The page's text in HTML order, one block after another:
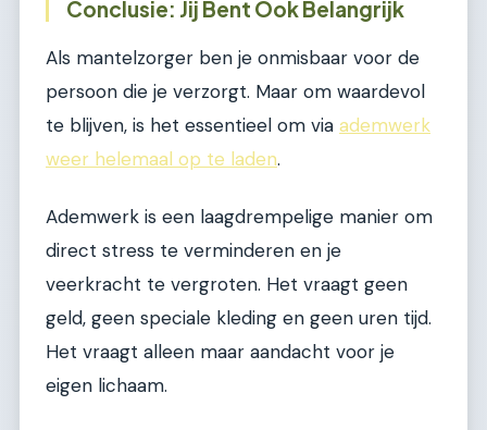
Conclusie: Jij Bent Ook Belangrijk
Als mantelzorger ben je onmisbaar voor de
persoon die je verzorgt. Maar om waardevol
te blijven, is het essentieel om via ademwerk
weer helemaal op te laden.
Ademwerk is een laagdrempelige manier om
direct stress te verminderen en je
veerkracht te vergroten. Het vraagt geen
geld, geen speciale kleding en geen uren tijd.
Het vraagt alleen maar aandacht voor je
eigen lichaam.